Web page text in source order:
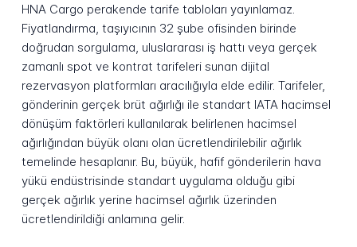
HNA Cargo perakende tarife tabloları yayınlamaz.
Fiyatlandırma, taşıyıcının 32 şube ofisinden birinde
doğrudan sorgulama, uluslararası iş hattı veya gerçek
zamanlı spot ve kontrat tarifeleri sunan dijital
rezervasyon platformları aracılığıyla elde edilir. Tarifeler,
gönderinin gerçek brüt ağırlığı ile standart IATA hacimsel
dönüşüm faktörleri kullanılarak belirlenen hacimsel
ağırlığından büyük olanı olan ücretlendirilebilir ağırlık
temelinde hesaplanır. Bu, büyük, hafif gönderilerin hava
yükü endüstrisinde standart uygulama olduğu gibi
gerçek ağırlık yerine hacimsel ağırlık üzerinden
ücretlendirildiği anlamına gelir.